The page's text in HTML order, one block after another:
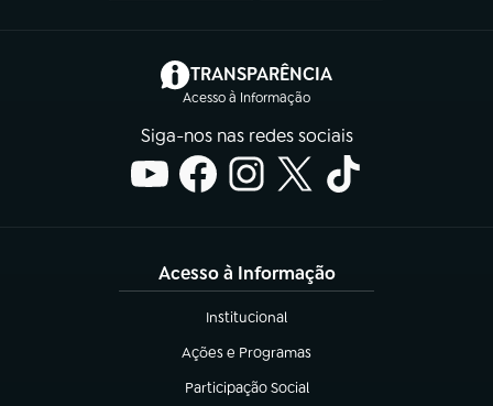
TRANSPARÊNCIA
Acesso à Informação
(abre em nova aba)
Siga-nos nas redes sociais
Acesso à Informação
Institucional
(abre em nova aba)
Ações e Programas
(abre em nova aba)
Participação Social
(abre em nova aba)